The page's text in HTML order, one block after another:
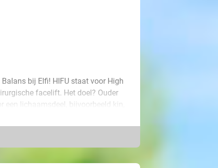
bij Elfi! HIFU staat voor High
facelift. Het doel? Ouder
lichaamsdeel, bijvoorbeeld kin,
fillers niet zien zitten!
gezichtsbehandeling die werkt